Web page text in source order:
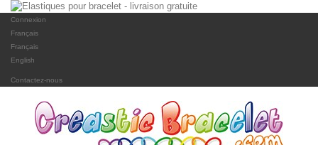
Connexion
Français
Français
English
Contactez-nous